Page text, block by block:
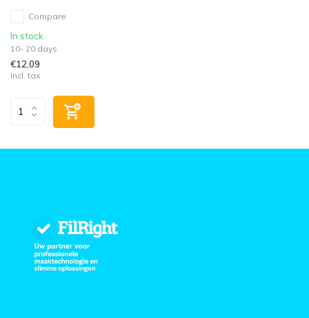
Compare
In stock
10- 20 days
€12,09
Incl. tax